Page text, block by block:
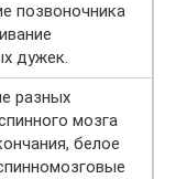
позвоночника
дужек.
разных
мозга
белое